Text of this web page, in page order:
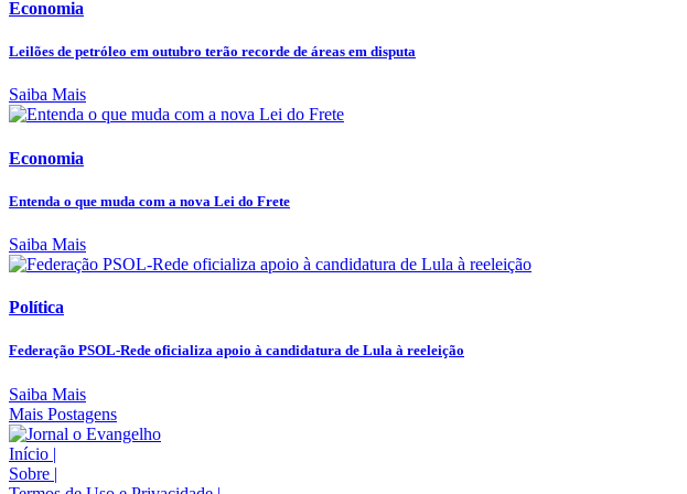
Economia
Leilões de petróleo em outubro terão recorde de áreas em disputa
Saiba Mais
Economia
Entenda o que muda com a nova Lei do Frete
Saiba Mais
Política
Federação PSOL-Rede oficializa apoio à candidatura de Lula à reeleição
Saiba Mais
Mais Postagens
Início |
Sobre |